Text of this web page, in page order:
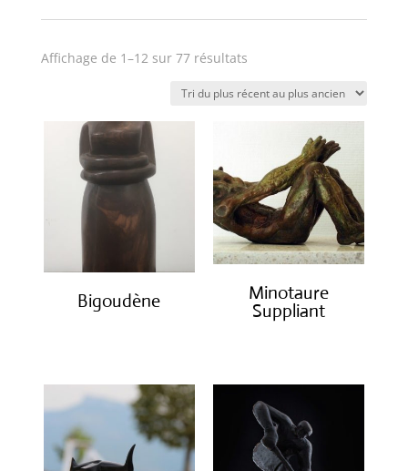
Affichage de 1–12 sur 77 résultatsTrié
plus
ancien
Bigoudène
Minotaure
Suppliant